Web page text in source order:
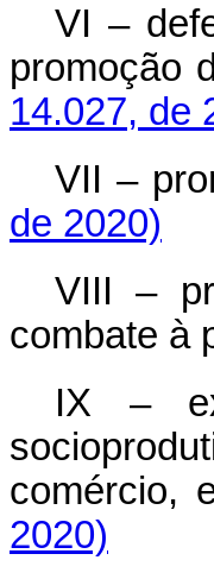
VI –
promoção
14.027, de
VII –
de 2020)
VIII –
combate à
IX –
comércio,
2020)